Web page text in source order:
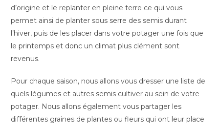
d’origine et le replanter en pleine terre ce qui vous
permet ainsi de planter sous serre des semis durant
l’hiver, puis de les placer dans votre potager une fois que
le printemps et donc un climat plus clément sont
revenus.
Pour chaque saison, nous allons vous dresser une liste de
quels légumes et autres semis cultiver au sein de votre
potager. Nous allons également vous partager les
différentes graines de plantes ou fleurs qui ont leur place